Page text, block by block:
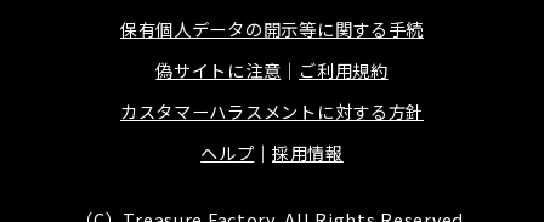
保有個人データの開示等に関する手続
偽サイトに注意
ご利用規約
カスタマーハラスメントに対する方針
ヘルプ
採用情報